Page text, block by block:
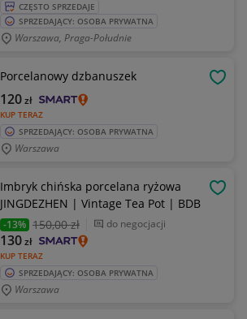
CZĘSTO SPRZEDAJE
SPRZEDAJĄCY: OSOBA PRYWATNA
Warszawa, Praga-Południe
Porcelanowy dzbanuszek
KUP TERAZ
120zł
SPRZEDAJĄCY: OSOBA PRYWATNA
Warszawa
Imbryk chińska porcelana ryżowa
JINGDEZHEN | Vintage Tea Pot | BDB
-13% 150,00 zł do negocjacji
KUP TERAZ
130zł
SPRZEDAJĄCY: OSOBA PRYWATNA
Warszawa